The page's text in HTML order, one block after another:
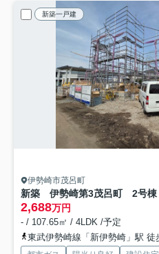
新築一戸建
伊勢崎市茂呂町
2,688万円
- / 107.65㎡ / 4LDK /予定
東武伊勢崎線「新伊勢崎」駅 徒